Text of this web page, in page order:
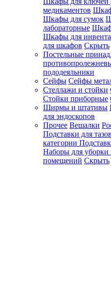
медикаментов
Шкафы для сумок
лабораторные
Шкафы для
для шкафов Скрыть
Постельные
пододеяльники
Сейфы Сейфы
Стеллажи и стойки
Стойки приборные
Ширмы и штативы
для эндоскопов
Прочее Вешалки
Подставки для тазов
категории
Наборы для уборки
помещений Скрыть